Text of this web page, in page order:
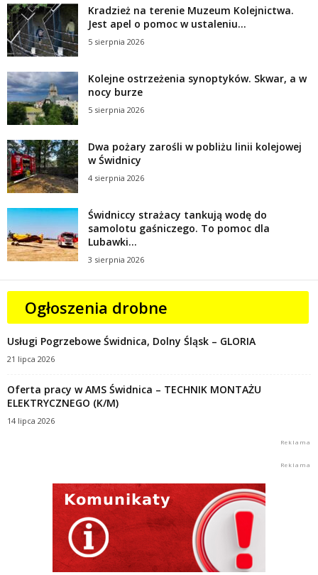
Kradzież na terenie Muzeum Kolejnictwa.
Jest apel o pomoc w ustaleniu...
5 sierpnia 2026
Kolejne ostrzeżenia synoptyków. Skwar, a w
nocy burze
5 sierpnia 2026
Dwa pożary zarośli w pobliżu linii kolejowej
w Świdnicy
4 sierpnia 2026
Świdniccy strażacy tankują wodę do
samolotu gaśniczego. To pomoc dla
Lubawki...
3 sierpnia 2026
Ogłoszenia drobne
Usługi Pogrzebowe Świdnica, Dolny Śląsk – GLORIA
21 lipca 2026
Oferta pracy w AMS Świdnica – TECHNIK MONTAŻU
ELEKTRYCZNEGO (K/M)
14 lipca 2026